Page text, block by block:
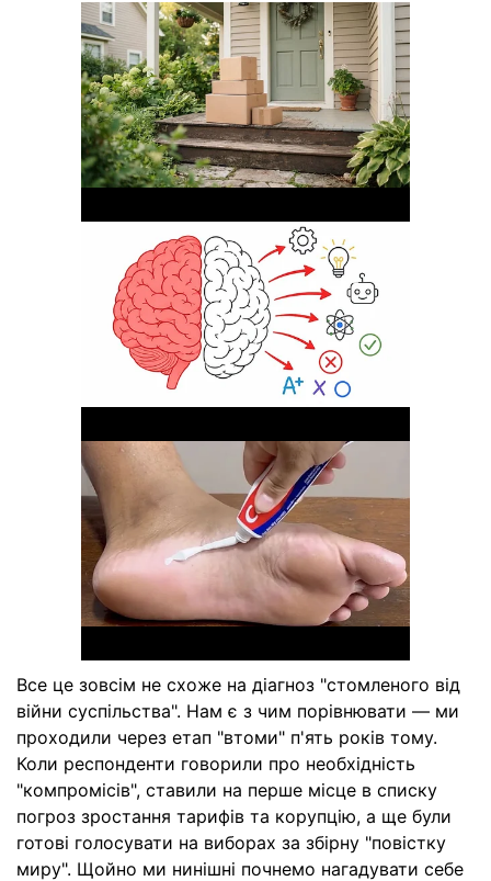
Все це зовсім не схоже на діагноз "стомленого від
війни суспільства". Нам є з чим порівнювати — ми
проходили через етап "втоми" п'ять років тому.
Коли респонденти говорили про необхідність
"компромісів", ставили на перше місце в списку
погроз зростання тарифів та корупцію, а ще були
готові голосувати на виборах за збірну "повістку
миру". Щойно ми нинішні почнемо нагадувати себе